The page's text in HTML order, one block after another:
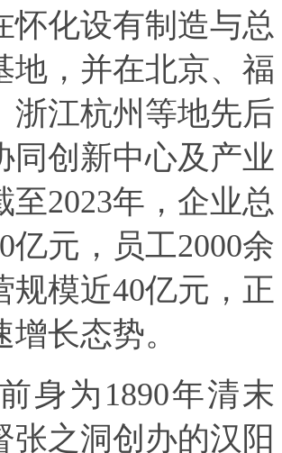
怀化设有制造与总
地，并在北京、福
浙江杭州等地先后
同创新中心及产业
至2023年，企业总
亿元，员工2000余
规模近40亿元，正
长态势。
身为1890年清末
张之洞创办的汉阳